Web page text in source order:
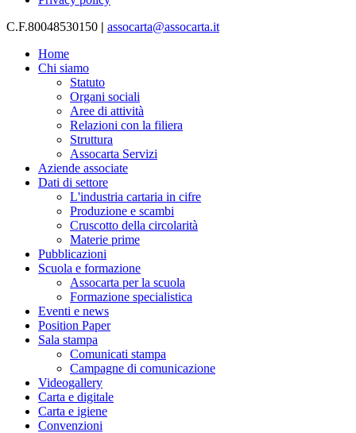
C.F.80048530150 | assocarta@assocarta.it
Home
Chi siamo
Statuto
Organi sociali
Aree di attività
Relazioni con la filiera
Struttura
Assocarta Servizi
Aziende associate
Dati di settore
L'industria cartaria in cifre
Produzione e scambi
Cruscotto della circolarità
Materie prime
Pubblicazioni
Scuola e formazione
Assocarta per la scuola
Formazione specialistica
Eventi e news
Position Paper
Sala stampa
Comunicati stampa
Campagne di comunicazione
Videogallery
Carta e digitale
Carta e igiene
Convenzioni